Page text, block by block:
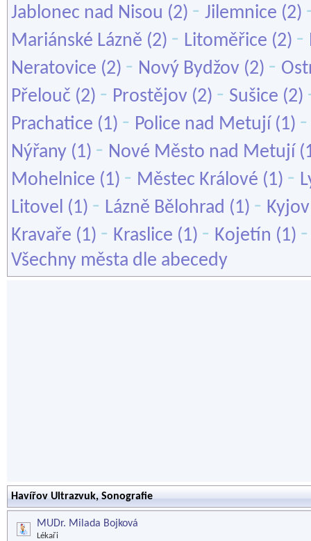
Jablonec nad Nisou (2) - Jilemnice (2)
Mariánské Lázně (2) - Litoměřice (2) -
Neratovice (2) - Nový Bydžov (2) -
Přelouč (2) - Prostějov (2) - Sušice (2)
Prachatice (1) - Police nad Metují (1)
Nýřany (1) - Nové Město nad Metují
Mohelnice (1) - Městec Králové (1) -
Litovel (1) - Lázně Bělohrad (1) - Kyjov
Kravaře (1) - Kraslice (1) - Kojetín (1)
Všechny města dle abecedy
Havířov Ultrazvuk, Sonografie
MUDr. Milada Bojková
Lékaři